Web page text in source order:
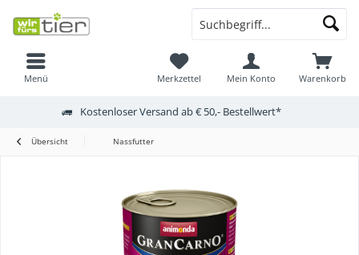
Menü Warenkorb
Merkzettel Mein Konto
Kostenloser Versand ab € 50,- Bestellwert*
Übersicht Nassfutter